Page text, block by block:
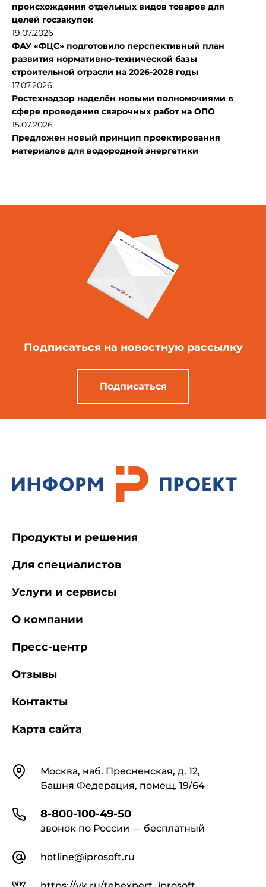
происхождения отдельных видов товаров для
целей госзакупок
19.07.2026
ФАУ «ФЦС» подготовило перспективный план
развития нормативно-технической базы
строительной отрасли на 2026-2028 годы
17.07.2026
Ростехнадзор наделён новыми полномочиями в
сфере проведения сварочных работ на ОПО
15.07.2026
Предложен новый принцип проектирования
материалов для водородной энергетики
Подписаться на новостную рассылку
Подписаться
КонтактыМосква, наб. Пресненская, д. 12,
Башня Федерация, помещ. 19/64
8-800-100-49-50
звонок по России — бесплатный
hotline@iprosoft.ru
Продукты и решения
Для специалистов
Услуги и сервисы
О компании
Пресс-центр
Отзывы
Контакты
Карта сайта